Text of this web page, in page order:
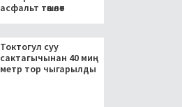
асфальт төшөлөт
Токтогул суу
сактагычынан 40 миң
метр тор чыгарылды